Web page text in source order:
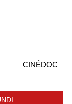
CINÉDOC